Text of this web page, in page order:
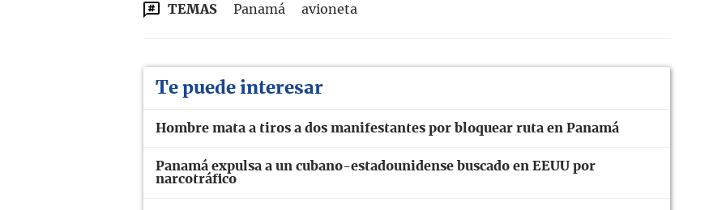
TEMAS Panamá avioneta
Te puede interesar
Hombre mata a tiros a dos manifestantes por bloquear ruta en Panamá
Panamá expulsa a un cubano-estadounidense buscado en EEUU por
narcotráfico